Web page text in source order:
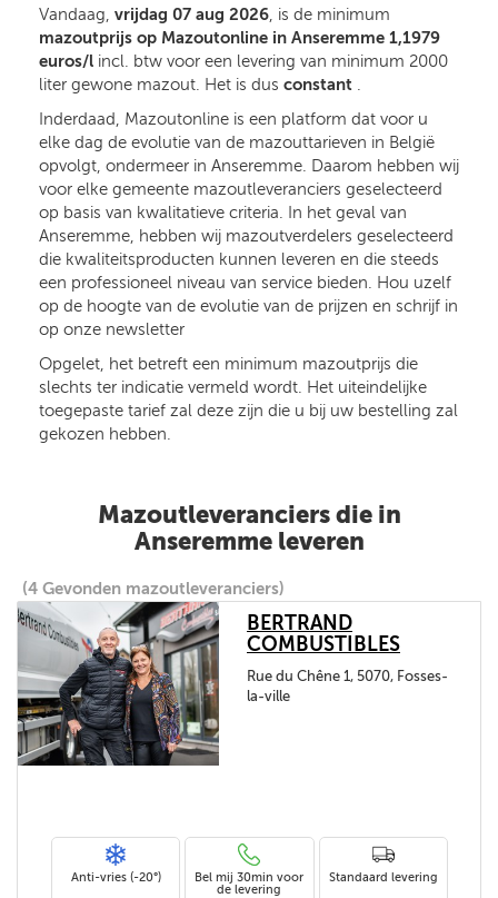
Vandaag, vrijdag 07 aug 2026, is de minimum
mazoutprijs op Mazoutonline in Anseremme 1,1979
euros/l incl. btw voor een levering van minimum 2000
liter gewone mazout. Het is dus constant .
Inderdaad, Mazoutonline is een platform dat voor u
elke dag de evolutie van de mazouttarieven in België
opvolgt, ondermeer in Anseremme. Daarom hebben wij
voor elke gemeente mazoutleveranciers geselecteerd
op basis van kwalitatieve criteria. In het geval van
Anseremme, hebben wij mazoutverdelers geselecteerd
die kwaliteitsproducten kunnen leveren en die steeds
een professioneel niveau van service bieden. Hou uzelf
op de hoogte van de evolutie van de prijzen en schrijf in
op onze newsletter
Opgelet, het betreft een minimum mazoutprijs die
slechts ter indicatie vermeld wordt. Het uiteindelijke
toegepaste tarief zal deze zijn die u bij uw bestelling zal
gekozen hebben.
Mazoutleveranciers die in
Anseremme leveren
(4 Gevonden mazoutleveranciers)
BERTRAND
COMBUSTIBLES
Rue du Chêne 1, 5070, Fosses-
la-ville
Anti-vries (-20°)
Bel mij 30min voor
de levering
Standaard levering